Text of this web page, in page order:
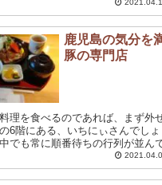
包に力を入れている中華料理屋を
鹿児島の気分を
豚の専門店
理を食べるのであれば、まず外
6階にある、いちにぃさんでし
でも常に順番待ちの行列が並ん
料理などのメニューが揃っている